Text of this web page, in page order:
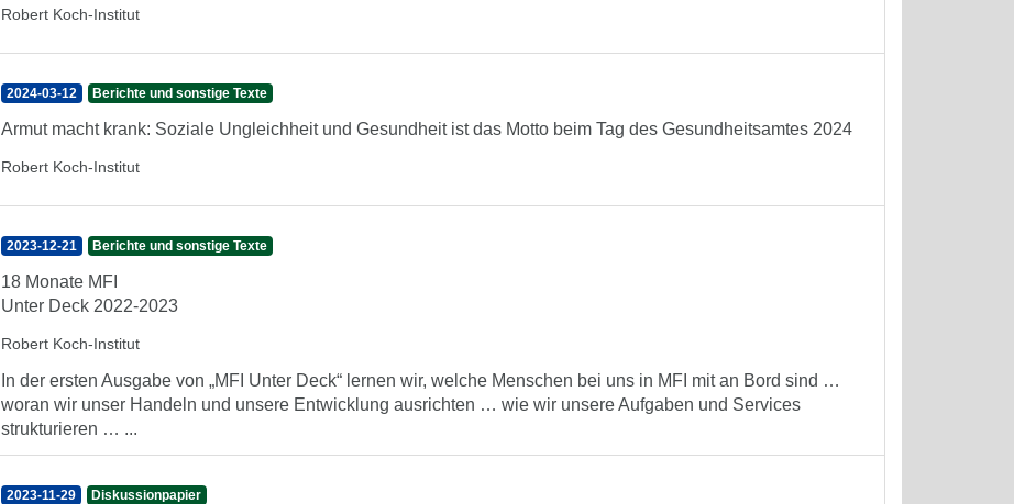
Robert Koch-Institut
2024-03-12 Berichte und sonstige Texte
Armut macht krank: Soziale Ungleichheit und Gesundheit ist das Motto beim Tag des Gesundheitsamtes 2024
Robert Koch-Institut
2023-12-21 Berichte und sonstige Texte
18 Monate MFI
Unter Deck 2022-2023
Robert Koch-Institut
In der ersten Ausgabe von „MFI Unter Deck“ lernen wir, welche Menschen bei uns in MFI mit an Bord sind …
woran wir unser Handeln und unsere Entwicklung ausrichten … wie wir unsere Aufgaben und Services
strukturieren … ...
2023-11-29 Diskussionpapier